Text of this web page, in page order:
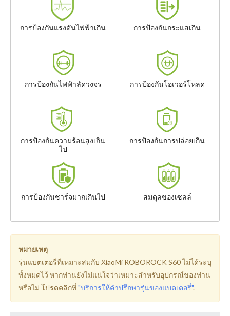
การป้องกันแรงดันไฟฟ้าเกิน การป้องกันกระแสเกิน
การป้องกันไฟฟ้าลัดวงจร การป้องกันโอเวอร์โหลด
การป้องกันความร้อนสูงเกิน
ไป
การป้องกันการปล่อยเกิน
การป้องกันชาร์จมากเกินไป สมดุลของเซลล์
หมายเหตุ
รุ่นแบตเตอรี่ที่เหมาะสมกับ XiaoMi ROBOROCK S60 ไม่ได้ระบุ
ทั้งหมดไว้ หากท่านยังไม่แน่ใจว่าเหมาะสำหรับอุปกรณ์ของท่าน
หรือไม่ โปรดคลิกที่"บริการให้คำปรึกษารุ่นของแบตเตอรี่".